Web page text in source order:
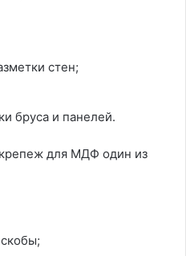
стен;
бруса и панелей.
для МДФ один из